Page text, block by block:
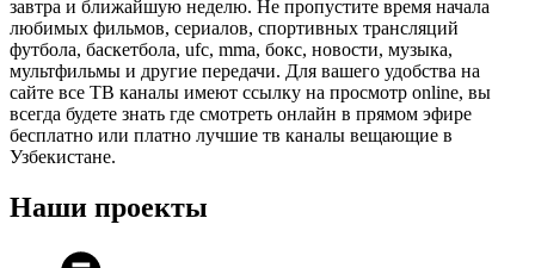
завтра и ближайшую неделю. Не пропустите время начала
любимых фильмов, сериалов, спортивных трансляций
футбола, баскетбола, ufc, mma, бокс, новости, музыка,
мультфильмы и другие передачи. Для вашего удобства на
сайте все ТВ каналы имеют ссылку на просмотр online, вы
всегда будете знать где смотреть онлайн в прямом эфире
бесплатно или платно лучшие тв каналы вещающие в
Узбекистане.
Наши проекты